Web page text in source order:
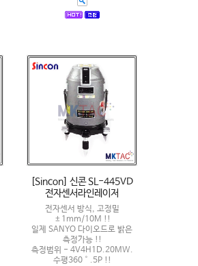
[Sincon] 신콘 SL-445VD
전자센서라인레이저
전자센서 방식, 고정밀
±1mm/10M !!
일제 SANYO 다이오드로 밝은
측정가능 !!
측정범위 - 4V4H1D.20MW.
수평360˚.5P !!